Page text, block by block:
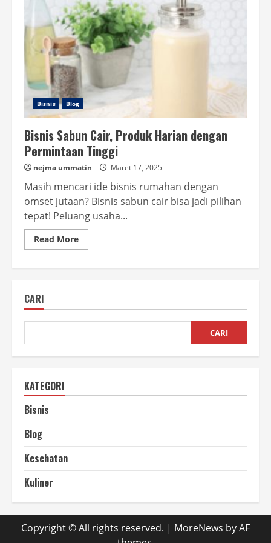
Bisnis Blog
Bisnis Sabun Cair, Produk Harian dengan
Permintaan Tinggi
nejma ummatin Maret 17, 2025
Masih mencari ide bisnis rumahan dengan
omset jutaan? Bisnis sabun cair bisa jadi pilihan
tepat! Peluang usaha...
Read MoreRead
more
dengan
Tinggi
CARI
CARI
KATEGORI
Bisnis
Blog
Kesehatan
Kuliner
Copyright © All rights reserved. | MoreNews by AF